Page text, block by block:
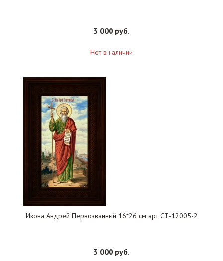
3 000 руб.
Нет в наличии
Икона Андрей Первозванный 16*26 см арт СТ-12005-2
3 000 руб.